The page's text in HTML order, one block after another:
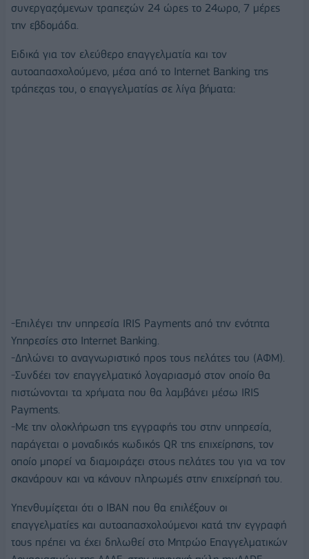
συνεργαζόμενων τραπεζών 24 ώρες το 24ωρο, 7 μέρες
την εβδομάδα.
Ειδικά για τον ελεύθερο επαγγελματία και τον
αυτοαπασχολούμενο, μέσα από το Internet Banking της
τράπεζας του, ο επαγγελματίας σε λίγα βήματα:
-Επιλέγει την υπηρεσία IRIS Payments από την ενότητα
Υπηρεσίες στο Internet Banking.
-Δηλώνει το αναγνωριστικό προς τους πελάτες του (ΑΦΜ).
-Συνδέει τον επαγγελματικό λογαριασμό στον οποίο θα
πιστώνονται τα χρήματα που θα λαμβάνει μέσω IRIS
Payments.
-Με την ολοκλήρωση της εγγραφής του στην υπηρεσία,
παράγεται ο μοναδικός κωδικός QR της επιχείρησης, τον
οποίο μπορεί να διαμοιράζει στους πελάτες του για να τον
σκανάρουν και να κάνουν πληρωμές στην επιχείρησή του.
Υπενθυμίζεται ότι ο ΙΒΑΝ που θα επιλέξουν οι
επαγγελματίες και αυτοαπασχολούμενοι κατά την εγγραφή
τους πρέπει να έχει δηλωθεί στο Μητρώο Επαγγελματικών